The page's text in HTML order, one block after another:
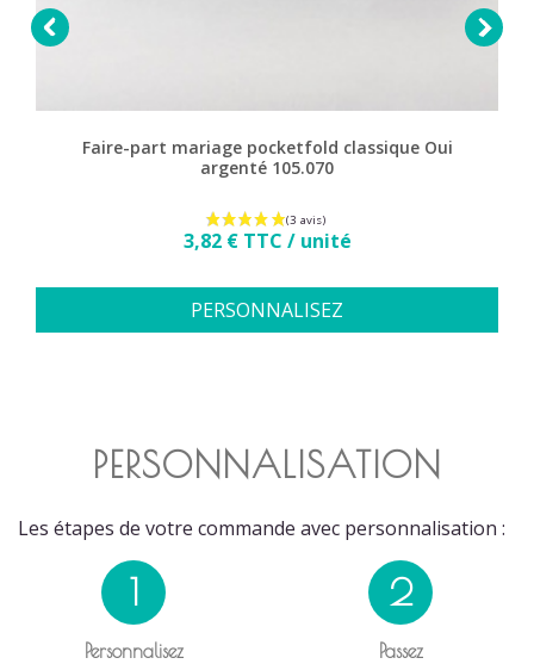

Faire-part mariage pocketfold classique Oui
argenté 105.070
Prix
3,82 € TTC / unité
PERSONNALISEZ

PERSONNALISATION
Les étapes de votre commande avec personnalisation :
1
Personnalisez
2
Passez